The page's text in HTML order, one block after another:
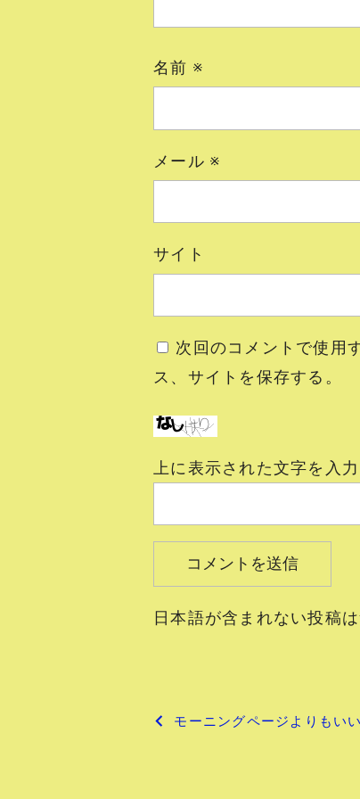
名前 ※
メール ※
サイト
次回のコメントで使用
ス、サイトを保存する。
上に表示された文字を入
日本語が含まれない投稿
モーニングページよりもい